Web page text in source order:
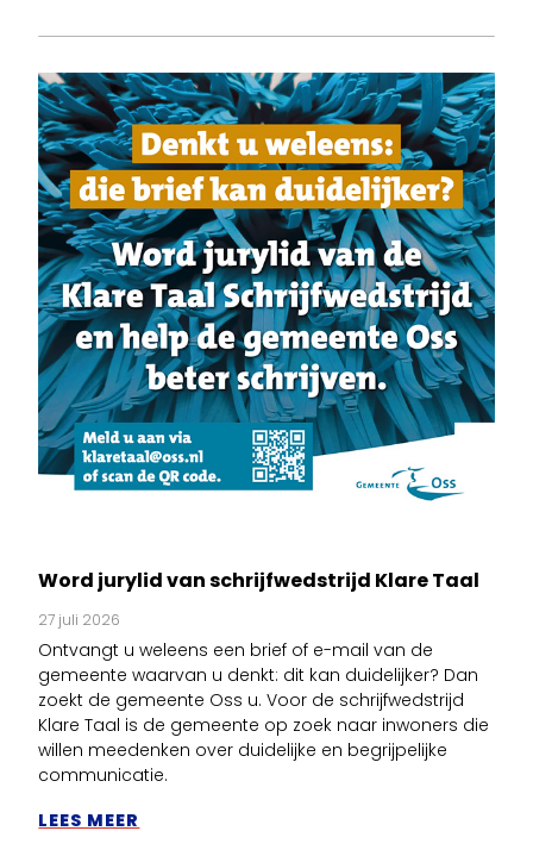
Word jurylid van schrijfwedstrijd Klare Taal
27 juli 2026
Ontvangt u weleens een brief of e-mail van de
gemeente waarvan u denkt: dit kan duidelijker? Dan
zoekt de gemeente Oss u. Voor de schrijfwedstrijd
Klare Taal is de gemeente op zoek naar inwoners die
willen meedenken over duidelijke en begrijpelijke
communicatie.
LEES MEER